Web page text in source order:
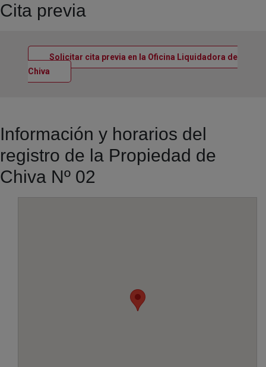
Cita previa
Solicitar cita previa en la Oficina Liquidadora de
Chiva Ventana nueva
Información y horarios del
registro de la Propiedad de
Chiva Nº 02